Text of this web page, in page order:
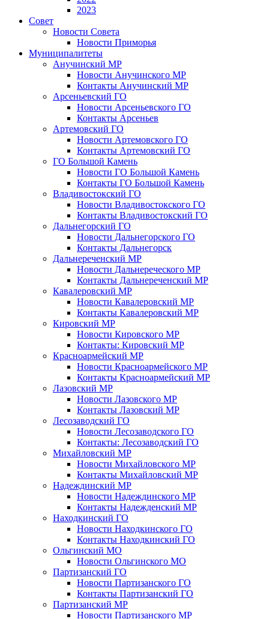
2023
Совет
Новости Совета
Новости Приморья
Муниципалитеты
Анучинский МР
Новости Анучинского МР
Контакты Анучинский МР
Арсеньевский ГО
Новости Арсеньевского ГО
Контакты Арсеньев
Артемовский ГО
Новости Артемовского ГО
Контакты Артемовский ГО
ГО Большой Камень
Новости ГО Большой Камень
Контакты ГО Большой Камень
Владивостокский ГО
Новости Владивостокского ГО
Контакты Владивостокский ГО
Дальнегорский ГО
Новости Дальнегорского ГО
Контакты Дальнегорск
Дальнереченский МР
Новости Дальнереческого МР
Контакты Дальнереченский МР
Кавалеровский МР
Новости Кавалеровский МР
Контакты Кавалеровский МР
Кировский МР
Новости Кировского МР
Контакты: Кировский МР
Красноармейский МР
Новости Красноармейского МР
Контакты Красноармейский МР
Лазовский МР
Новости Лазовского МР
Контакты Лазовский МР
Лесозаводский ГО
Новости Лесозаводского ГО
Контакты: Лесозаводский ГО
Михайловский МР
Новости Михайловского МР
Контакты Михайловский МР
Надеждинский МР
Новости Надеждинского МР
Контакты Надежденский МР
Находкинский ГО
Новости Находкинского ГО
Контакты Находкинский ГО
Ольгинский МО
Новости Ольгинского МО
Партизанский ГО
Новости Партизанского ГО
Контакты Партизанский ГО
Партизанский МР
Новости Партизанского МР